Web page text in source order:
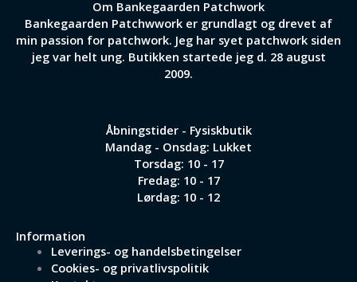
Om Bankegaarden Patchwork
Bankegaarden Patchwwork er grundlagt og drevet af
min passion for patchwork. Jeg har syet patchwork siden
jeg var helt ung. Butikken startede jeg d. 28 august
2009.
Åbningstider - Fysiskbutik
Mandag - Onsdag: Lukket
Torsdag: 10 - 17
Fredag: 10 - 17
Lørdag: 10 - 12
Information
Leverings- og handelsbetingelser
Cookies- og privatlivspolitik